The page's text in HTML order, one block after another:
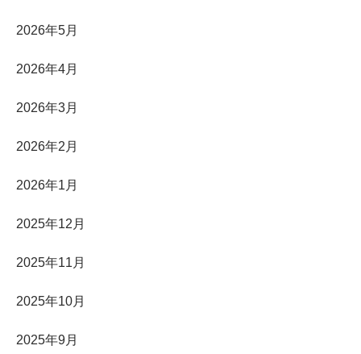
2026年5月
2026年4月
2026年3月
2026年2月
2026年1月
2025年12月
2025年11月
2025年10月
2025年9月